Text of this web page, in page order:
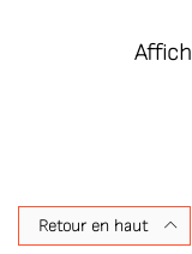
Retour en haut 